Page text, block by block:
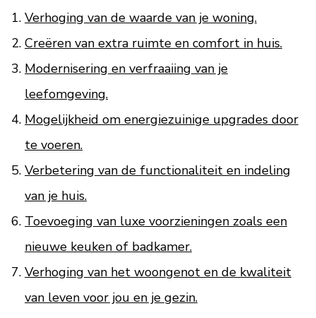
Verhoging van de waarde van je woning.
Creëren van extra ruimte en comfort in huis.
Modernisering en verfraaiing van je
leefomgeving.
Mogelijkheid om energiezuinige upgrades door
te voeren.
Verbetering van de functionaliteit en indeling
van je huis.
Toevoeging van luxe voorzieningen zoals een
nieuwe keuken of badkamer.
Verhoging van het woongenot en de kwaliteit
van leven voor jou en je gezin.